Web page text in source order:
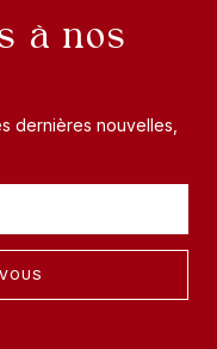
à nos
dernières nouvelles,